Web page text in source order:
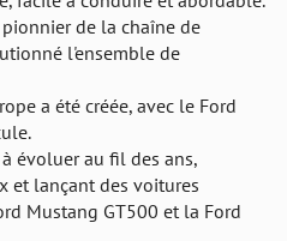
de la chaîne de
l'ensemble de
a été créée, avec le Ford
évoluer au fil des ans,
et lançant des voitures
Mustang GT500 et la Ford